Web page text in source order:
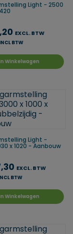
Light - 2500
EXCL. BTW
BTW
Winkelwagen
Light -
x 1020 - Aanbouw
EXCL. BTW
BTW
Winkelwagen